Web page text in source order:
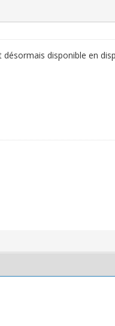
disponible en